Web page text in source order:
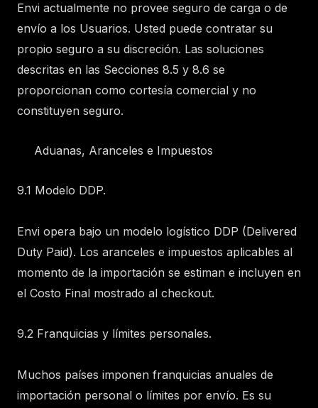
Envi actualmente no provee seguro de carga o de
envío a los Usuarios. Usted puede contratar su
propio seguro a su discreción. Las soluciones
descritas en las Secciones 8.5 y 8.6 se
proporcionan como cortesía comercial y no
constituyen seguro.
Aduanas, Aranceles e Impuestos
9.1 Modelo DDP.
Envi opera bajo un modelo logístico DDP (Delivered
Duty Paid). Los aranceles e impuestos aplicables al
momento de la importación se estiman e incluyen en
el Costo Final mostrado al checkout.
9.2 Franquicias y límites personales.
Muchos países imponen franquicias anuales de
importación personal o límites por envío. Es su